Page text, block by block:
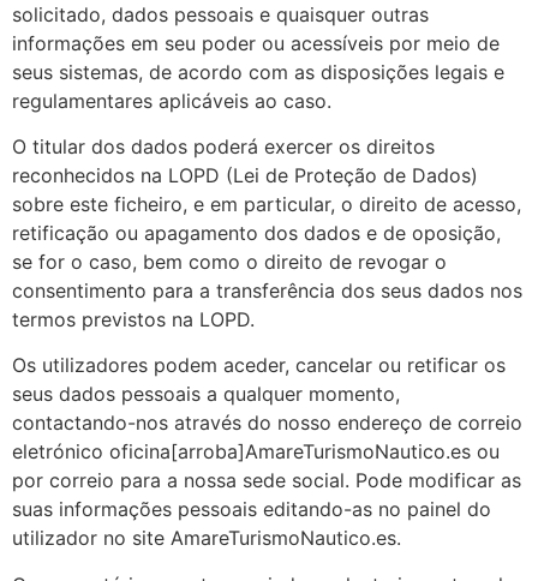
solicitado, dados pessoais e quaisquer outras
informações em seu poder ou acessíveis por meio de
seus sistemas, de acordo com as disposições legais e
regulamentares aplicáveis ​​​​ao caso.
O titular dos dados poderá exercer os direitos
reconhecidos na LOPD (Lei de Proteção de Dados)
sobre este ficheiro, e em particular, o direito de acesso,
retificação ou apagamento dos dados e de oposição,
se for o caso, bem como o direito de revogar o
consentimento para a transferência dos seus dados nos
termos previstos na LOPD.
Os utilizadores podem aceder, cancelar ou retificar os
seus dados pessoais a qualquer momento,
contactando-nos através do nosso endereço de correio
eletrónico oficina[arroba]AmareTurismoNautico.es ou
por correio para a nossa sede social. Pode modificar as
suas informações pessoais editando-as no painel do
utilizador no site AmareTurismoNautico.es.